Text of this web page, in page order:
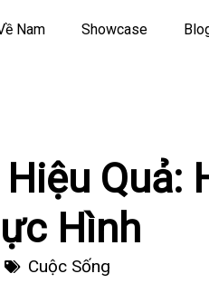
Nam Showcase
Quả:
Hình
Cuộc Sống